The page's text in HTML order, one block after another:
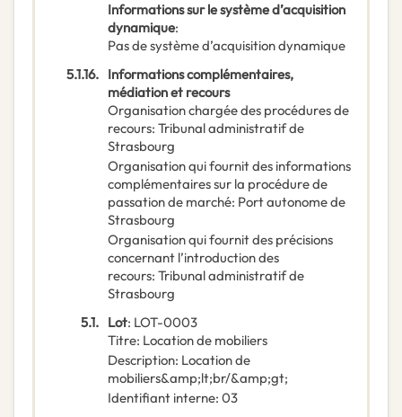
Informations sur le système d’acquisition
dynamique:
Pas de système d’acquisition dynamique
5.1.16. Informations complémentaires,
médiation et recours
Organisation chargée des procédures de
recours: Tribunal administratif de
Strasbourg
Organisation qui fournit des informations
complémentaires sur la procédure de
passation de marché: Port autonome de
Strasbourg
Organisation qui fournit des précisions
concernant l’introduction des
recours: Tribunal administratif de
Strasbourg
5.1. Lot: LOT-0003
Titre: Location de mobiliers
Description: Location de
mobiliers&amp;lt;br/&amp;gt;
Identifiant interne: 03